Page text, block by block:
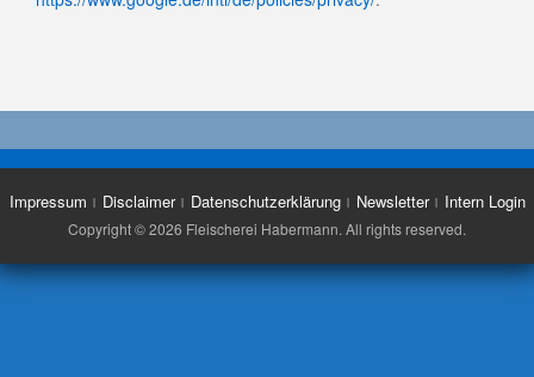
Impressum Disclaimer Datenschutzerklärung Newsletter Intern Login
Copyright © 2026 Fleischerei Habermann. All rights reserved.